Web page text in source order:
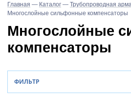
Главная — Каталог — Трубопроводная
Многослойные cильфонные компенсаторы
Многослойные
компенсаторы
ФИЛЬТР